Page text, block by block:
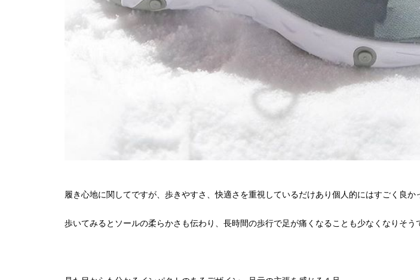
履き心地に関してですが、歩きやすさ、快適さを重視しているだけあり個人的にはすごく良か
歩いてみるとソールの柔らかさも伝わり、長時間の歩行で足が痛くなることも少なくなりそう